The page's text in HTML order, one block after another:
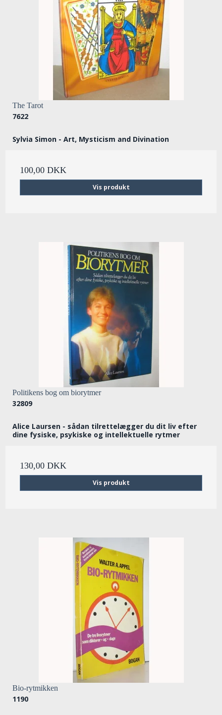
The Tarot
7622
Sylvia Simon - Art, Mysticism and Divination
100,00 DKK
Vis produkt
Politikens bog om biorytmer
32809
Alice Laursen - sådan tilrettelægger du dit liv efter
dine fysiske, psykiske og intellektuelle rytmer
130,00 DKK
Vis produkt
Bio-rytmikken
1190